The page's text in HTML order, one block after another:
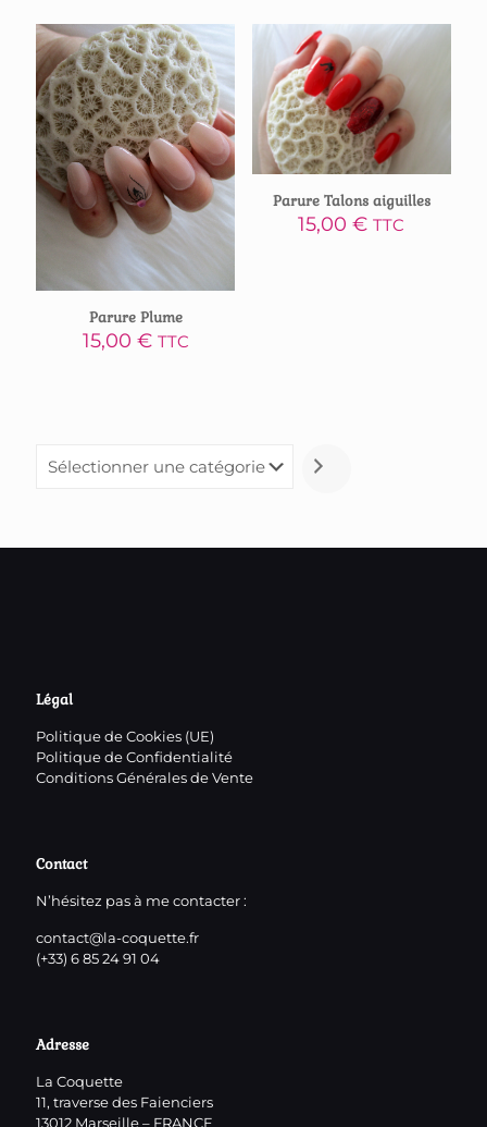
Parure Plume
15,00 € TTC
Parure Talons aiguilles
15,00€ TTC
Sélectionner
une
Légal
Politique de Cookies (UE)
Politique de Confidentialité
Conditions Générales de Vente
Contact
N’hésitez pas à me contacter :
contact@la-coquette.fr
(+33) 6 85 24 91 04
Adresse
La Coquette
11, traverse des Faienciers
13012 Marseille – FRANCE